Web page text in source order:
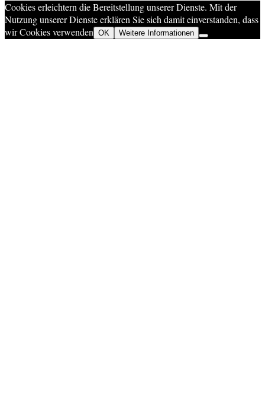
Cookies erleichtern die Bereitstellung unserer Dienste. Mit der
Nutzung unserer Dienste erklären Sie sich damit einverstanden, dass
wir Cookies verwenden OK Weitere Informationen